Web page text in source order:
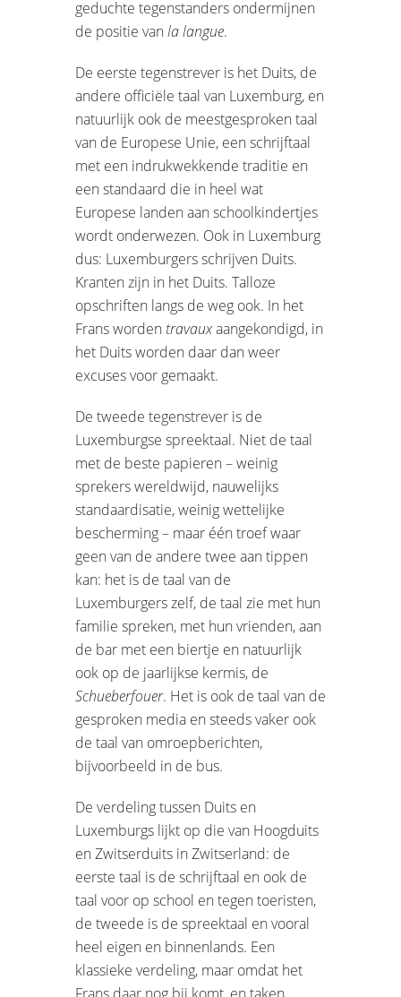
geduchte tegenstanders ondermijnen
de positie vanla langue.
De eerste tegenstrever is het Duits, de
andere officiële taal van Luxemburg, en
natuurlijk ook de meestgesproken taal
van de Europese Unie, een schrijftaal
met een indrukwekkende traditie en
een standaard die in heel wat
Europese landen aan schoolkindertjes
wordt onderwezen. Ook in Luxemburg
dus: Luxemburgers schrijven Duits.
Kranten zijn in het Duits. Talloze
opschriften langs de weg ook. In het
Frans worden travauxaangekondigd, in
het Duits worden daar dan weer
excuses voor gemaakt.
De tweede tegenstrever is de
Luxemburgse spreektaal. Niet de taal
met de beste papieren – weinig
sprekers wereldwijd, nauwelijks
standaardisatie, weinig wettelijke
bescherming – maar één troef waar
geen van de andere twee aan tippen
kan: het is de taal van de
Luxemburgers zelf, de taal zie met hun
familie spreken, met hun vrienden, aan
de bar met een biertje en natuurlijk
ook op de jaarlijkse kermis, de
Schueberfouer. Het is ook de taal van de
gesproken media en steeds vaker ook
de taal van omroepberichten,
bijvoorbeeld in de bus.
De verdeling tussen Duits en
Luxemburgs lijkt op die van Hoogduits
en Zwitserduits in Zwitserland: de
eerste taal is de schrijftaal en ook de
taal voor op school en tegen toeristen,
de tweede is de spreektaal en vooral
heel eigen en binnenlands. Een
klassieke verdeling, maar omdat het